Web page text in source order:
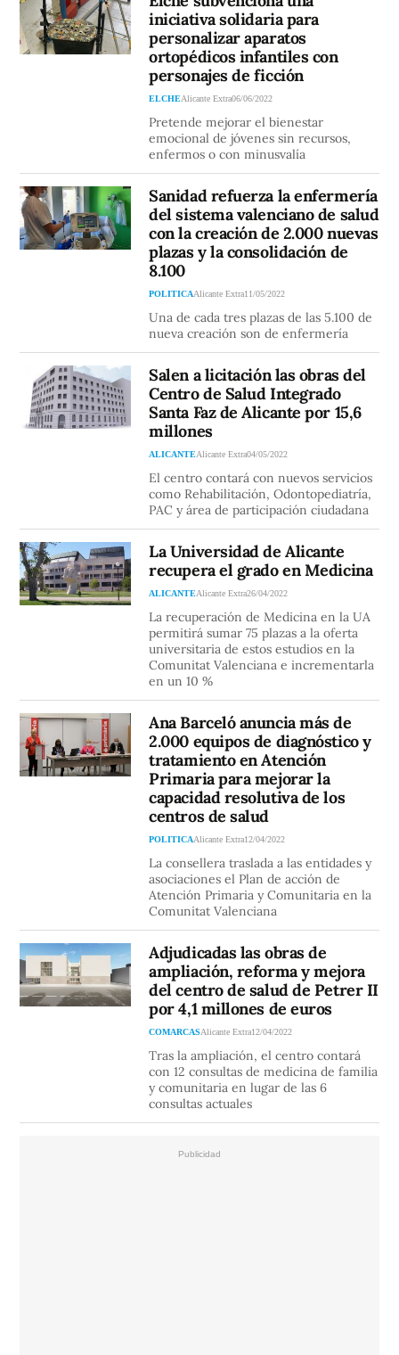
iniciativa solidaria para
personalizar aparatos
ortopédicos infantiles con
personajes de ficción
ELCHEAlicante Extra06/06/2022
Pretende mejorar el bienestar
emocional de jóvenes sin recursos,
enfermos o con minusvalía
Sanidad refuerza la enfermería
del sistema valenciano de salud
con la creación de 2.000 nuevas
plazas y la consolidación de
8.100
POLITICAAlicante Extra11/05/2022
Una de cada tres plazas de las 5.100 de
nueva creación son de enfermería
Salen a licitación las obras del
Centro de Salud Integrado
Santa Faz de Alicante por 15,6
millones
ALICANTEAlicante Extra04/05/2022
El centro contará con nuevos servicios
como Rehabilitación, Odontopediatría,
PAC y área de participación ciudadana
La Universidad de Alicante
recupera el grado en Medicina
ALICANTEAlicante Extra26/04/2022
La recuperación de Medicina en la UA
permitirá sumar 75 plazas a la oferta
universitaria de estos estudios en la
Comunitat Valenciana e incrementarla
en un 10 %
Ana Barceló anuncia más de
2.000 equipos de diagnóstico y
tratamiento en Atención
Primaria para mejorar la
capacidad resolutiva de los
centros de salud
POLITICAAlicante Extra12/04/2022
La consellera traslada a las entidades y
asociaciones el Plan de acción de
Atención Primaria y Comunitaria en la
Comunitat Valenciana
Adjudicadas las obras de
ampliación, reforma y mejora
del centro de salud de Petrer II
por 4,1 millones de euros
COMARCASAlicante Extra12/04/2022
Tras la ampliación, el centro contará
con 12 consultas de medicina de familia
y comunitaria en lugar de las 6
consultas actuales